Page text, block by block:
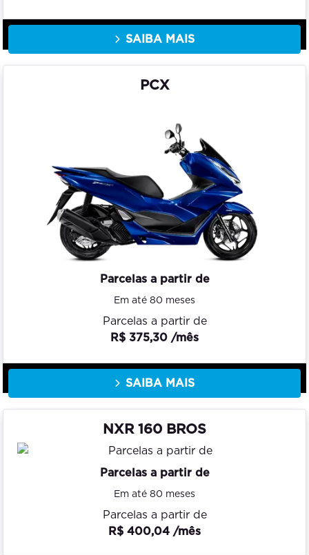
SAIBA MAIS
PCX
Parcelas a partir de
Em até 80 meses
Parcelas a partir de
R$ 375,30 /mês
SAIBA MAIS
NXR 160 BROS
Parcelas a partir de
Em até 80 meses
Parcelas a partir de
R$ 400,04 /mês